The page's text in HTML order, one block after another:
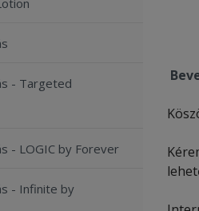
- Targeted
- LOGIC by Forever
- Infinite by